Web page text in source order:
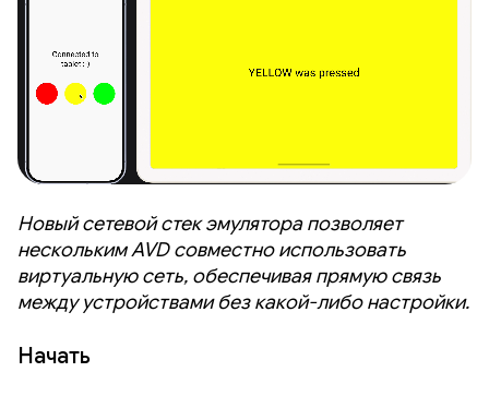
Новый сетевой стек эмулятора позволяет
нескольким AVD совместно использовать
виртуальную сеть, обеспечивая прямую связь
между устройствами без какой-либо настройки.
Начать